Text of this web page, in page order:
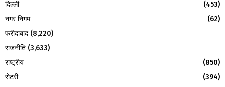
दिल्ली
(453)
नगर निगम
(62)
फरीदाबाद (8,220)
राजनीति (3,633)
राष्ट्रीय
(850)
रोटरी
(394)